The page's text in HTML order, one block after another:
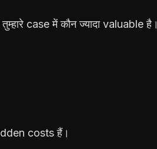
case में कौन ज्यादा valuable है।
costs हैं।